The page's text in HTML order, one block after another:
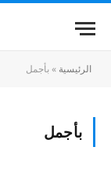
الرئيسية »بأجمل
بأجمل